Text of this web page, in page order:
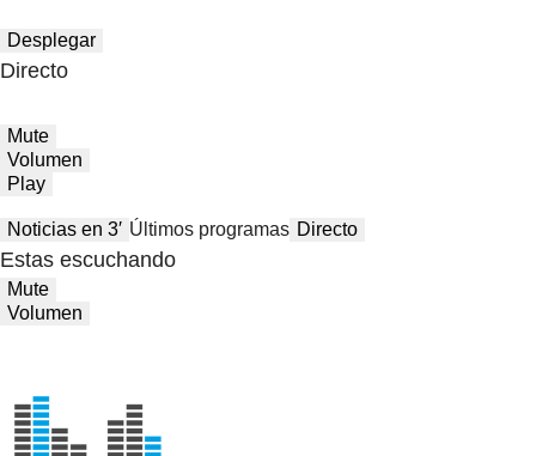
Desplegar
Directo
Mute
Volumen
Play
Noticias en 3′ Últimos programas Directo
Estas escuchando
Mute
Volumen